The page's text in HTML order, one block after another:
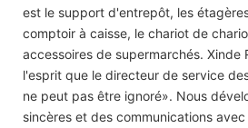
est le support d'entrepôt, les
comptoir à caisse, le chariot de
accessoires de supermarchés. Xinde
l'esprit que le directeur de service
ne peut pas être ignoré». Nous
sincères et des communications